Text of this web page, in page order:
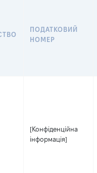
ПОДАТКОВИЙ
НОМЕР
[Конфіденційна
інформація]